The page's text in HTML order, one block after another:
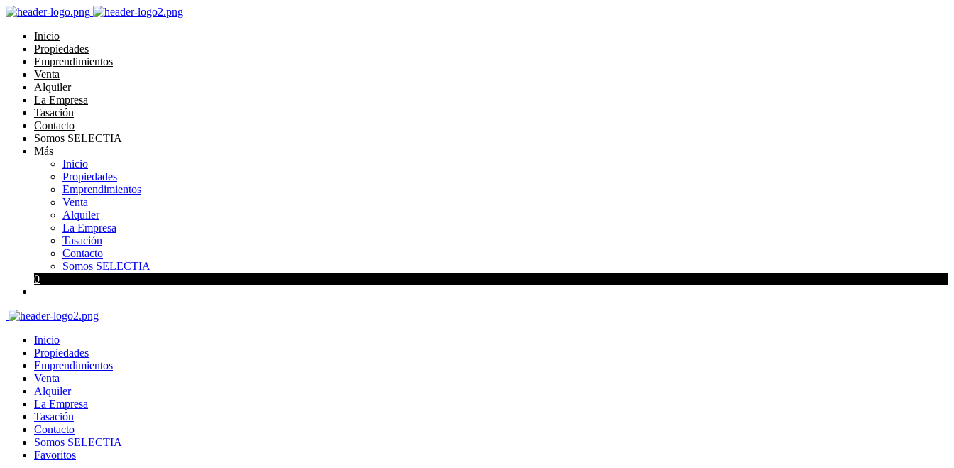
Inicio
Propiedades
Emprendimientos
Venta
Alquiler
La Empresa
Tasación
Contacto
Somos SELECTIA
Más
Inicio
Propiedades
Emprendimientos
Venta
Alquiler
La Empresa
Tasación
Contacto
Somos SELECTIA
0
Inicio
Propiedades
Emprendimientos
Venta
Alquiler
La Empresa
Tasación
Contacto
Somos SELECTIA
Favoritos